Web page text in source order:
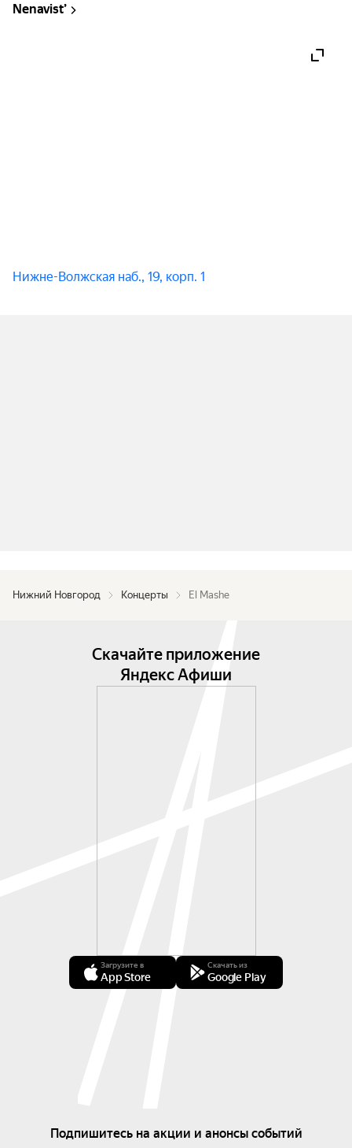
Nenavist’
Нижне-Волжская наб., 19, корп. 1
Нижний Новгород Концерты El Mashe
Скачайте приложение
Яндекс Афиши
Загрузите в
App Store
Скачать из
Google Play
Подпишитесь на акции и анонсы событий